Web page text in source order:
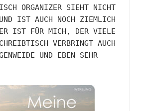
ORGANIZER SIEHT NICHT
IST AUCH NOCH ZIEMLICH
IST FÜR MICH, DER VIELE
VERBRINGT AUCH
UND EBEN SEHR